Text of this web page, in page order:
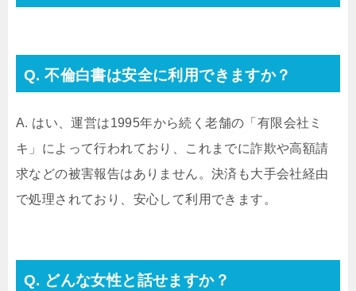
Q. 不倫白書は安全に利用できますか？
A. はい、運営は1995年から続く老舗の「有限会社ミ
キ」によって行われており、これまでに詐欺や高額請
求などの被害報告はありません。決済も大手会社経由
で処理されており、安心して利用できます。
Q. どんな女性と話せますか？